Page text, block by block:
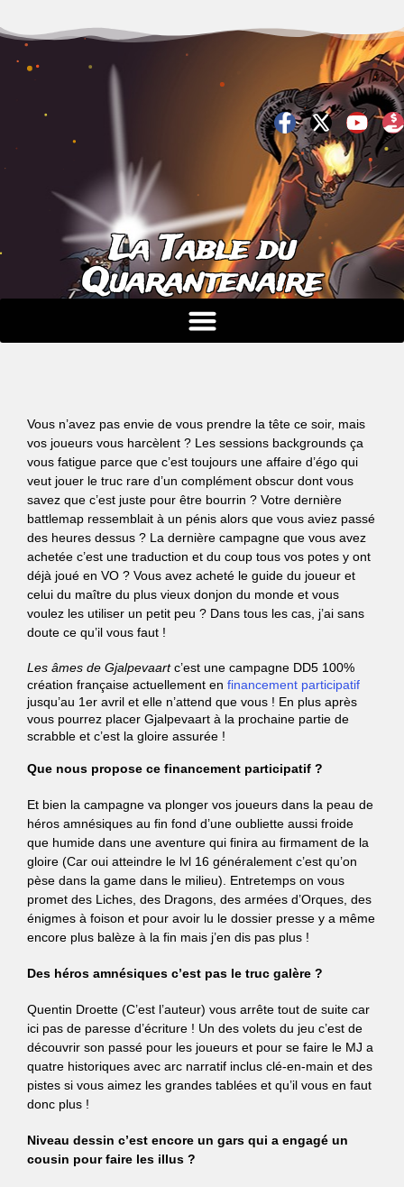
La Table du
Quarantenaire
Vous n’avez pas envie de vous prendre la tête ce soir, mais
vos joueurs vous harcèlent ? Les sessions backgrounds ça
vous fatigue parce que c’est toujours une affaire d’égo qui
veut jouer le truc rare d’un complément obscur dont vous
savez que c’est juste pour être bourrin ? Votre dernière
battlemap ressemblait à un pénis alors que vous aviez passé
des heures dessus ? La dernière campagne que vous avez
achetée c’est une traduction et du coup tous vos potes y ont
déjà joué en VO ? Vous avez acheté le guide du joueur et
celui du maître du plus vieux donjon du monde et vous
voulez les utiliser un petit peu ? Dans tous les cas, j’ai sans
doute ce qu’il vous faut !
Les âmes de Gjalpevaartc’est une campagne DD5 100%
création française actuellement en financement participatif
jusqu’au 1er avril et elle n’attend que vous ! En plus après
vous pourrez placer Gjalpevaart à la prochaine partie de
scrabble et c’est la gloire assurée !
Que nous propose ce financement participatif ?
Et bien la campagne va plonger vos joueurs dans la peau de
héros amnésiques au fin fond d’une oubliette aussi froide
que humide dans une aventure qui finira au firmament de la
gloire (Car oui atteindre le lvl 16 généralement c’est qu’on
pèse dans la game dans le milieu). Entretemps on vous
promet des Liches, des Dragons, des armées d’Orques, des
énigmes à foison et pour avoir lu le dossier presse y a même
encore plus balèze à la fin mais j’en dis pas plus !
Des héros amnésiques c’est pas le truc galère ?
Quentin Droette (C’est l’auteur) vous arrête tout de suite car
ici pas de paresse d’écriture ! Un des volets du jeu c’est de
découvrir son passé pour les joueurs et pour se faire le MJ a
quatre historiques avec arc narratif inclus clé-en-main et des
pistes si vous aimez les grandes tablées et qu’il vous en faut
donc plus !
Niveau dessin c’est encore un gars qui a engagé un
cousin pour faire les illus ?